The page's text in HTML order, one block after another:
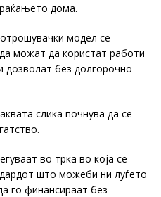
дома.
модел се
можат да користат работи
дозволат без долгорочно
слика почнува да се
во трка во која се
што можеби ни луѓето
го финансираат без